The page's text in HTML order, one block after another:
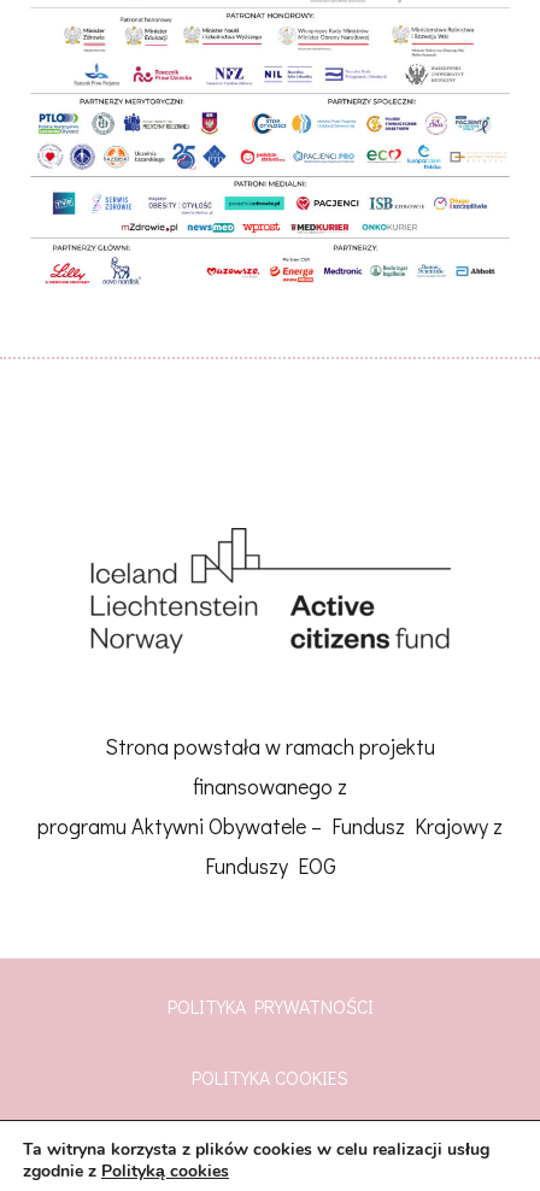
Strona powstała w ramach projektu
finansowanego z
programu Aktywni Obywatele – Fundusz Krajowy z
Funduszy EOG
POLITYKA PRYWATNOŚCI
POLITYKA COOKIES
Wszelkie prawa zastrzeżone © flo.org.pl
CoachPress
Ta witryna korzysta z plików cookies w celu realizacji usług
zgodnie z Polityką cookies